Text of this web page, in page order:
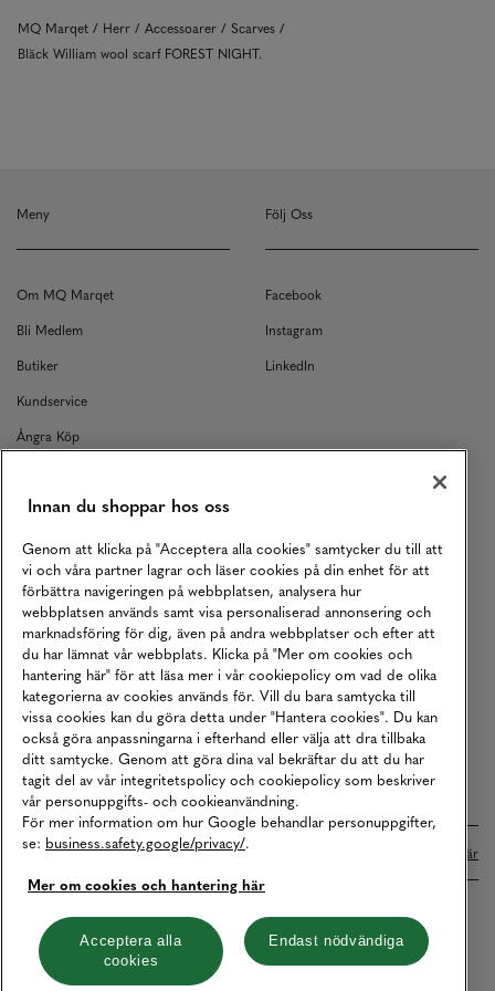
MQ Marqet Herr Accessoarer
Scarves
Bläck William wool scarf FOREST NIGHT.
Meny
Om MQ Marqet
Bli Medlem
Butiker
Kundservice
Ångra Köp
Returer
Köpvillkor
Karriär
Vårt Ansvar
Våra Tjänster
Press
Studentrabatt
B2B
Tillgänglighetsredogörelse
Följ Oss
Facebook
Instagram
LinkedIn
Betalningar online sköts i samarbete med Klarna. Läs mer här
Cookies Integritetspolicy
Hantera cookies
Innan du shoppar hos oss
Genom att klicka på "Acceptera alla cookies" samtycker du till att
vi och våra partner lagrar och läser cookies på din enhet för att
förbättra navigeringen på webbplatsen, analysera hur
webbplatsen används samt visa personaliserad annonsering och
marknadsföring för dig, även på andra webbplatser och efter att
du har lämnat vår webbplats. Klicka på "Mer om cookies och
hantering här" för att läsa mer i vår cookiepolicy om vad de olika
kategorierna av cookies används för. Vill du bara samtycka till
vissa cookies kan du göra detta under "Hantera cookies". Du kan
också göra anpassningarna i efterhand eller välja att dra tillbaka
ditt samtycke. Genom att göra dina val bekräftar du att du har
tagit del av vår integritetspolicy och cookiepolicy som beskriver
vår personuppgifts- och cookieanvändning.
För mer information om hur Google behandlar personuppgifter,
se: business.safety.google/privacy/.
Mer om cookies och hantering här
Acceptera alla
cookies
Endast nödvändiga